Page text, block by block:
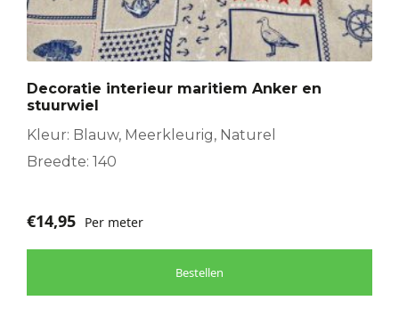
Decoratie interieur maritiem Anker en
stuurwiel
Kleur: Blauw, Meerkleurig, Naturel
Breedte: 140
€14,95 Per meter
Bestellen